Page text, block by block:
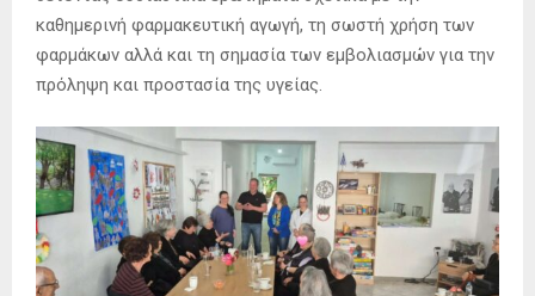
καθημερινή φαρμακευτική αγωγή, τη σωστή χρήση των
φαρμάκων αλλά και τη σημασία των εμβολιασμών για την
πρόληψη και προστασία της υγείας.